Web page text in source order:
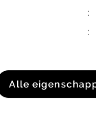
Alle